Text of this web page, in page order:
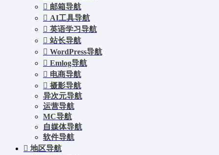
邮箱导航
AI工具导航
英语学习导航
站长导航
WordPress导航
Emlog导航
电商导航
摄影导航
异次元导航
运营导航
MC导航
自媒体导航
软件导航
地区导航